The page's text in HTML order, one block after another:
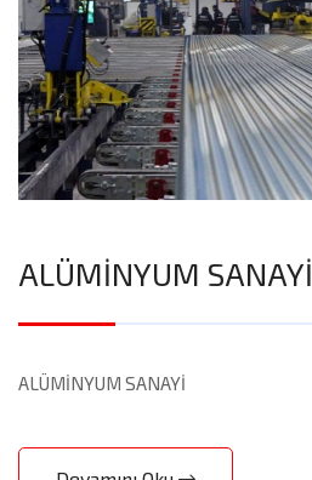
ALÜMİNYUM SANAYİ
ALÜMİNYUM SANAYİ